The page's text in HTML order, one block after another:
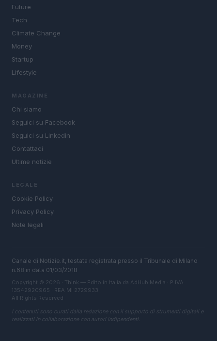
Future
Tech
Climate Change
Money
Startup
Lifestyle
MAGAZINE
Chi siamo
Seguici su Facebook
Seguici su Linkedin
Contattaci
Ultime notizie
LEGALE
Cookie Policy
Privacy Policy
Note legali
Canale di Notizie.it, testata registrata presso il Tribunale di Milano
n.68 in data 01/03/2018
Copyright © 2026 · Think — Edito in Italia da AdHub Media · P.IVA
13542920965 · REA MI 2729933
All Rights Reserved
I contenuti sono curati dalla redazione con il supporto di strumenti digitali e
realizzati in collaborazione con autori indipendenti.